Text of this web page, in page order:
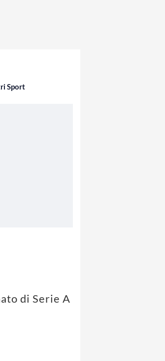
Sport
di Serie A